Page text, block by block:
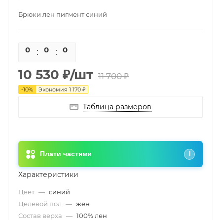
Брюки лен пигмент синий
0 0 0
10 530 ₽/шт 11 700₽
-10% Экономия 1 170 ₽
Таблица размеров
Плати частями i
Характеристики
Цвет — синий
Целевой пол — жен
Состав верха — 100% лен